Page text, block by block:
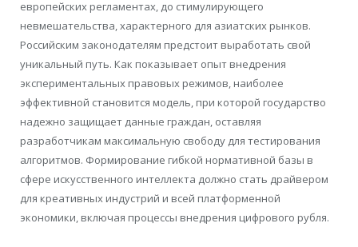
европейских регламентах, до стимулирующего
невмешательства, характерного для азиатских рынков.
Российским законодателям предстоит выработать свой
уникальный путь. Как показывает опыт внедрения
экспериментальных правовых режимов, наиболее
эффективной становится модель, при которой государство
надежно защищает данные граждан, оставляя
разработчикам максимальную свободу для тестирования
алгоритмов. Формирование гибкой нормативной базы в
сфере искусственного интеллекта должно стать драйвером
для креативных индустрий и всей платформенной
экономики, включая процессы внедрения цифрового рубля.